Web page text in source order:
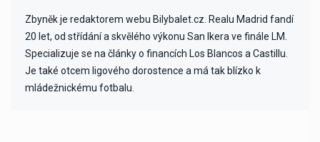
Zbyněk je redaktorem webu Bilybalet.cz. Realu Madrid fandí
20 let, od střídání a skvělého výkonu San Ikera ve finále LM.
Specializuje se na články o financích Los Blancos a Castillu.
Je také otcem ligového dorostence a má tak blízko k
mládežnickému fotbalu.